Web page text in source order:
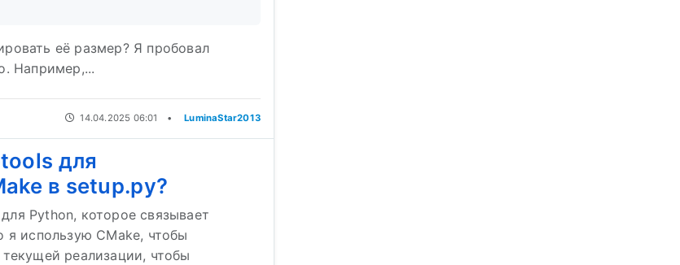
её размер? Я пробовал
Например,...
14.04.2025 06:01 • LuminaStar2013
для
в setup.py?
Python, которое связывает
я использую CMake, чтобы
реализации, чтобы